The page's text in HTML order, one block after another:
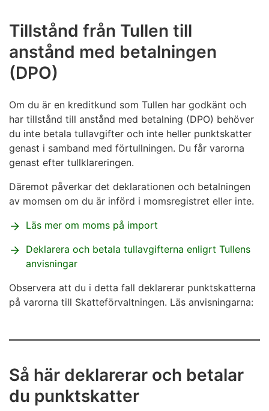
Tillstånd från Tullen till
anstånd med betalningen
(DPO)
Om du är en kreditkund som Tullen har godkänt och
har tillstånd till anstånd med betalning (DPO) behöver
du inte betala tullavgifter och inte heller punktskatter
genast i samband med förtullningen. Du får varorna
genast efter tullklareringen.
Däremot påverkar det deklarationen och betalningen
av momsen om du är införd i momsregistret eller inte.
Läs mer om moms på import
Deklarera och betala tullavgifterna enligrt Tullens
anvisningar
Observera att du i detta fall deklarerar punktskatterna
på varorna till Skatteförvaltningen. Läs anvisningarna:
Så här deklarerar och betalar
du punktskatter